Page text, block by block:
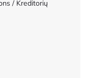
/ Kreditorių